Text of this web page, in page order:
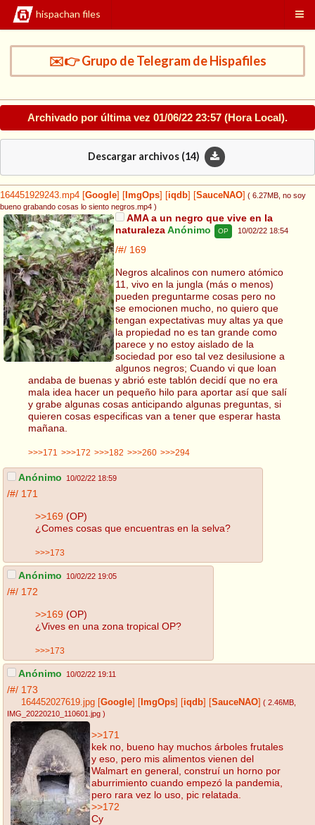
hispachan files
✉️👉 Grupo de Telegram de Hispafiles
Archivado por última vez 01/06/22 23:57 (Hora Local).
Descargar archivos (14)
164451929243.mp4 Google ImgOps iqdb SauceNAO ( 6.27MB , no soy
bueno grabando cosas lo siento negros.mp4 )
AMA a un negro que vive en la
naturalezaAnónimo OP 10/02/22 18:54
/#/ 169
Negros alcalinos con numero atómico
11, vivo en la jungla (más o menos)
pueden preguntarme cosas pero no
se emocionen mucho, no quiero que
tengan expectativas muy altas ya que
la propiedad no es tan grande como
parece y no estoy aislado de la
sociedad por eso tal vez desilusione a
algunos negros; Cuando vi que loan
andaba de buenas y abrió este tablón decidí que no era
mala idea hacer un pequeño hilo para aportar así que salí
y grabe algunas cosas anticipando algunas preguntas, si
quieren cosas especificas van a tener que esperar hasta
mañana.
>>>171 >>>172 >>>182 >>>260 >>>294
Anónimo 10/02/22 18:59
/#/ 171
>>169 (OP)
¿Comes cosas que encuentras en la selva?
>>>173
Anónimo 10/02/22 19:05
/#/ 172
>>169 (OP)
¿Vives en una zona tropical OP?
>>>173
Anónimo 10/02/22 19:11
/#/ 173
164452027619.jpg Google ImgOps iqdb SauceNAO ( 2.46MB
IMG_20220210_110601.jpg )
>>171
kek no, bueno hay muchos árboles frutales
y eso, pero mis alimentos vienen del
Walmart en general, construí un horno por
aburrimiento cuando empezó la pandemia,
pero rara vez lo uso, pic relatada.
>>172
Cy